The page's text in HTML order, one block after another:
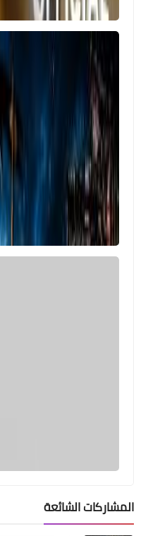
المشاركات الشائعة